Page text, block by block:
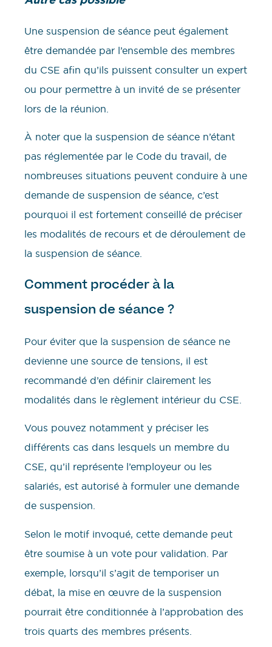
Une suspension de séance peut également
être demandée par l’ensemble des membres
du CSE afin qu’ils puissent consulter un expert
ou pour permettre à un invité de se présenter
lors de la réunion.
À noter que la suspension de séance n’étant
pas réglementée par le Code du travail, de
nombreuses situations peuvent conduire à une
demande de suspension de séance, c’est
pourquoi il est fortement conseillé de préciser
les modalités de recours et de déroulement de
la suspension de séance.
Comment procéder à la
suspension de séance ?
Pour éviter que la suspension de séance ne
devienne une source de tensions, il est
recommandé d’en définir clairement les
modalités dans le règlement intérieur du CSE.
Vous pouvez notamment y préciser les
différents cas dans lesquels un membre du
CSE, qu’il représente l’employeur ou les
salariés, est autorisé à formuler une demande
de suspension.
Selon le motif invoqué, cette demande peut
être soumise à un vote pour validation. Par
exemple, lorsqu’il s’agit de temporiser un
débat, la mise en œuvre de la suspension
pourrait être conditionnée à l’approbation des
trois quarts des membres présents.